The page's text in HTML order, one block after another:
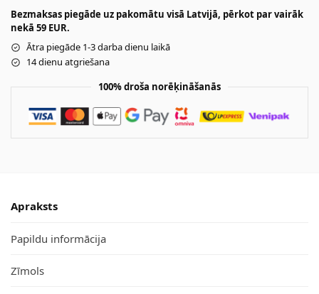
Bezmaksas piegāde uz pakomātu visā Latvijā, pērkot par vairāk
nekā 59 EUR.
Ātra piegāde 1-3 darba dienu laikā
14 dienu atgriešana
100% droša norēķināšanās
Apraksts
Papildu informācija
Zīmols